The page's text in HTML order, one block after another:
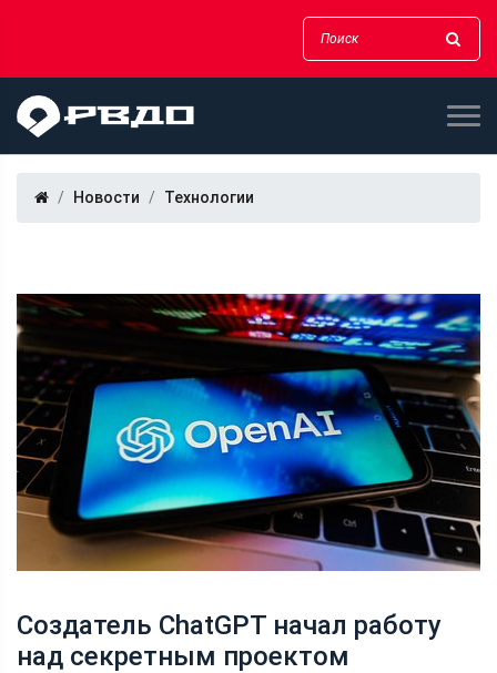
Новости Технологии
Создатель ChatGPT начал работу
над секретным проектом